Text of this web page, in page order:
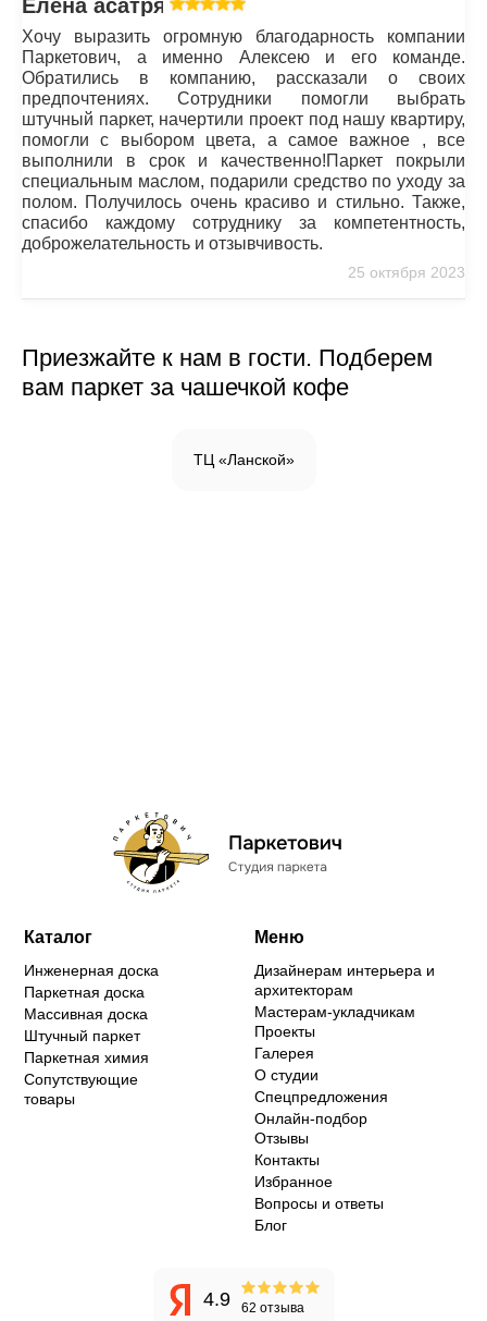
Елена асатрян
Хочу выразить огромную благодарность компании
Паркетович, а именно Алексею и его команде.
Обратились в компанию, рассказали о своих
предпочтениях. Сотрудники помогли выбрать
штучный паркет, начертили проект под нашу квартиру,
помогли с выбором цвета, а самое важное , все
выполнили в срок и качественно!Паркет покрыли
специальным маслом, подарили средство по уходу за
полом. Получилось очень красиво и стильно. Также,
спасибо каждому сотруднику за компетентность,
доброжелательность и отзывчивость.
25 октября 2023
Приезжайте к нам в гости. Подберем
вам паркет за чашечкой кофе
ТЦ «Ланской»
Каталог
Инженерная доска
Паркетная доска
Массивная доска
Штучный паркет
Паркетная химия
Сопутствующие
товары
Меню
Дизайнерам интерьера и
архитекторам
Мастерам-укладчикам
Проекты
Галерея
О студии
Спецпредложения
Онлайн-подбор
Отзывы
Контакты
Избранное
Вопросы и ответы
Блог
4.9 62 отзыва